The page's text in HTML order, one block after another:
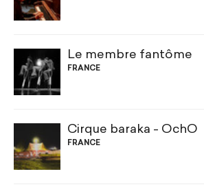
Le membre fantôme
FRANCE
Cirque baraka - OchO
FRANCE